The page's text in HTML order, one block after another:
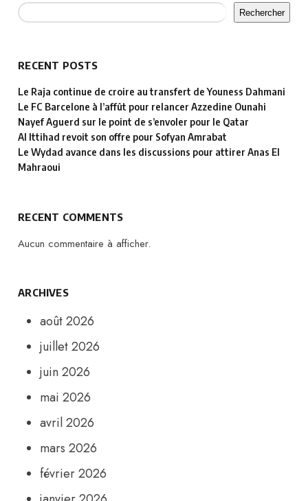
Rechercher
RECENT POSTS
Le Raja continue de croire au transfert de Youness Dahmani
Le FC Barcelone à l’affût pour relancer Azzedine Ounahi
Nayef Aguerd sur le point de s’envoler pour le Qatar
Al Ittihad revoit son offre pour Sofyan Amrabat
Le Wydad avance dans les discussions pour attirer Anas El
Mahraoui
RECENT COMMENTS
Aucun commentaire à afficher.
ARCHIVES
août 2026
juillet 2026
juin 2026
mai 2026
avril 2026
mars 2026
février 2026